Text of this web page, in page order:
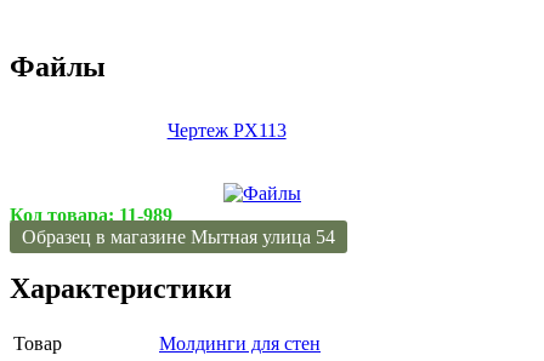
Файлы
Чертеж PX113
Код товара: 11-989
Образец в магазине Мытная улица 54
Характеристики
Товар
Молдинги для стен